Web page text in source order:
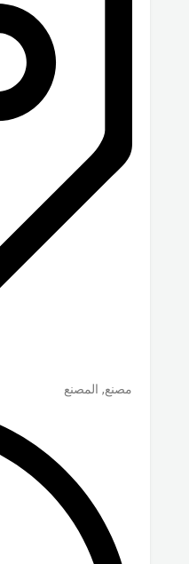
مصنع, المصنع